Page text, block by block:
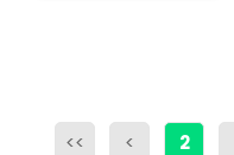
<< < 2